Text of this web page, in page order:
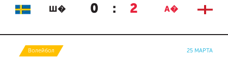
Ш� 0 : 2 А�
Волейбол 25 МАРТА